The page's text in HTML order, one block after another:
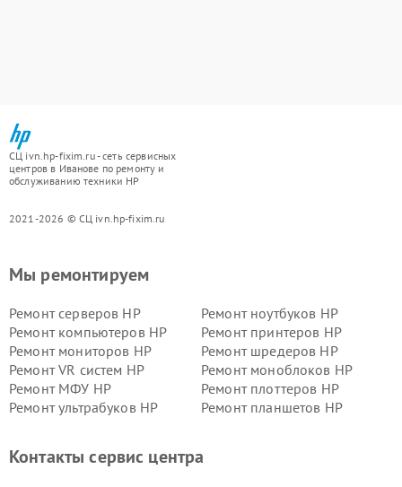
СЦ ivn.hp-fixim.ru - сеть сервисных
центров в Иванове по ремонту и
обслуживанию техники HP
2021-2026 © СЦ ivn.hp-fixim.ru
Мы ремонтируем
Ремонт серверов HP
Ремонт ноутбуков HP
Ремонт компьютеров HP
Ремонт принтеров HP
Ремонт мониторов HP
Ремонт шредеров HP
Ремонт VR систем HP
Ремонт моноблоков HP
Ремонт МФУ HP
Ремонт плоттеров HP
Ремонт ультрабуков HP
Ремонт планшетов HP
Контакты сервис центра